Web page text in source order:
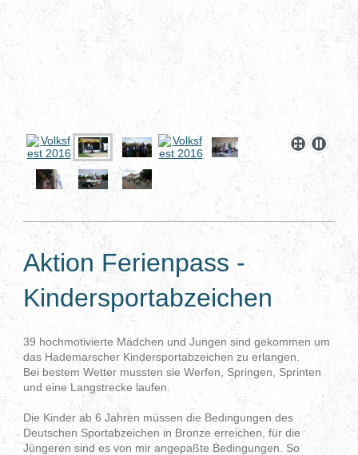
Aktion Ferienpass -
Kindersportabzeichen
39 hochmotivierte Mädchen und Jungen sind gekommen um
das Hademarscher Kindersportabzeichen zu erlangen.
Bei bestem Wetter mussten sie Werfen, Springen, Sprinten
und eine Langstrecke laufen.
Die Kinder ab 6 Jahren müssen die Bedingungen des
Deutschen Sportabzeichen in Bronze erreichen, für die
Jüngeren sind es von mir angepaßte Bedingungen. So